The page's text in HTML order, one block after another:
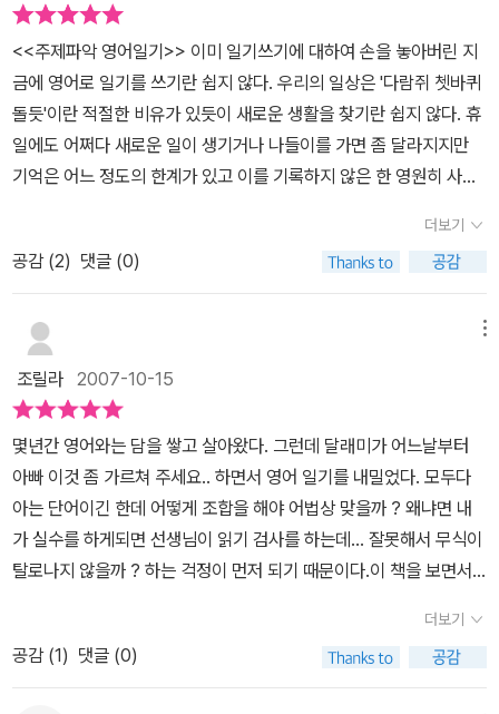
<<주제파악 영어일기>> 이미 일기쓰기에 대하여 손을 놓아버린 지
금에 영어로 일기를 쓰기란 쉽지 않다. 우리의 일상은 '다람쥐 쳇바퀴
돌듯'이란 적절한 비유가 있듯이 새로운 생활을 찾기란 쉽지 않다. 휴
일에도 어쩌다 새로운 일이 생기거나 나들이를 가면 좀 달라지지만
기억은 어느 정도의 한계가 있고 이를 기록하지 않은 한 영원히 사라
단편만 남아 있을 것이다. 그런데 지금 나는 다시 일기에 도전한다. 그
것도 영어일기에 말이다. 전에도 나는 이 말을 하면서 영어일기를 시
작하였지만 한 달 정도 하다가 결국 그만 두었다. 길벗의 {무작정 따
라하기 시리즈}는그분야가 무엇이든 일단 시작하라는 강력한 메시지
를 주고 있고여러 책들을 통해서나는 많은 용기를 얻는다. 더구나 처
음해야 할 것이라면 용기있게 먼저 저지르는 것이 책만 읽고 아무것
도 안하는 것보다 수십배는 훨씬 나음을 알고 있다. 무엇이든 말보다
실천을 하는 것은 나를 한걸음 더발전시키고 성숙하게 한다. 이미 [영
어일기 무작정 따라하기]라는 책을 보고 어느 정도 기본 문형과 표현
력의 기본을 익혔더라도 조금씩 한계에 부딪혀가고 있던 차에 포기를
하였다.도무지 새로운 표현을 생각하기도 힘든데다 한 두문장을 쓰고
나면 그 다음의 진도가 나가지 않았다. 그래도 매일의 실력이 나를 발
전시키라 생각하면서 다시 집어든 책이 '테마'에 관한 것이다. 글을 쓰
려면 모름지기 소재와 주제를 파악해야 하니 당연한 귀결처럼 느껴졌
더보기
공감 (2) 댓글 (0)
조릴라 2007-10-15
몇년간 영어와는 담을 쌓고 살아왔다. 그런데 달래미가 어느날부터
아빠 이것 좀 가르쳐 주세요.. 하면서 영어 일기를 내밀었다. 모두다
아는 단어이긴 한데 어떻게 조합을 해야 어법상 맞을까 ? 왜냐면 내
가 실수를 하게되면 선생님이 읽기 검사를 하는데... 잘못해서 무식이
탈로나지 않을까 ? 하는 걱정이 먼저 되기 때문이다.이 책을 보면서
어, 목적어, 목적 보어등으로 복잡하게 느껴지기 시작했다. 너무 어려
운 책을 선택한것은 아닌가 ? 하는 생각이 들었으나 그 다음 페이지
를 넘기면서 웃었다.. 그 테마에 맞게 간단한 표현들이 많이 서술아혀
더보기
공감 (1) 댓글 (0)